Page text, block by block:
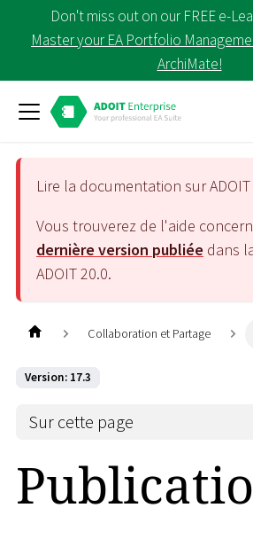
Don't miss out on our FREE e-
Master your EA Portfolio
ArchiMate!
Lire la documentation sur ADOIT
Vous trouverez de l'aide
dernière version publiée dans
ADOIT20.0.
Collaboration et Partage
Version: 17.3
Sur cette page